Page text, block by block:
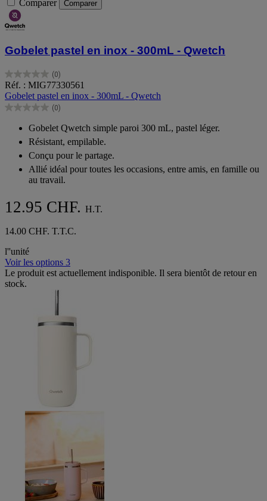
Comparer Comparer
Gobelet pastel en inox - 300mL - Qwetch
(0)
0.0
sur
5
étoiles.
Réf. : MIG77330561
Gobelet pastel en inox - 300mL - Qwetch
(0)
0.0
étoiles.
Gobelet Qwetch simple paroi 300 mL, pastel léger.
Résistant, empilable.
Conçu pour le partage.
Allié idéal pour toutes les occasions, entre amis, en famille ou
au travail.
12.95 CHF. H.T.
14.00 CHF. T.T.C.
l''unité
Voir les options 3
Le produit est actuellement indisponible. Il sera bientôt de retour en
stock.